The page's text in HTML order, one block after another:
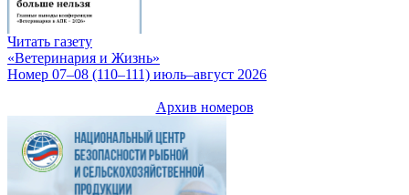
Читать газету
«Ветеринария и Жизнь»
Номер 07–08 (110–111) июль–август 2026
Архив номеров